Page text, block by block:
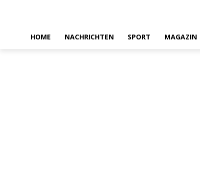
HOME NACHRICHTEN SPORT MAGAZIN